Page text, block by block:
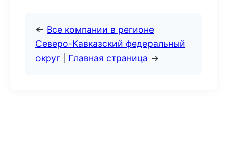
← Все компании в регионе
Северо-Кавказский федеральный
округ
Главная страница →